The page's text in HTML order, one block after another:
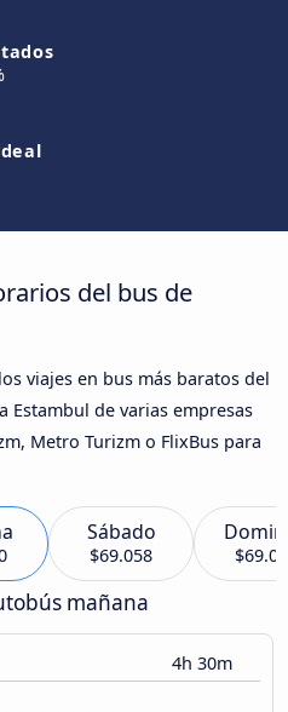
del bus de
viajes en bus más baratos del
Estambul de varias empresas
Metro Turizm o FlixBus para
Sábado
$69.058
mañana
4h 30m